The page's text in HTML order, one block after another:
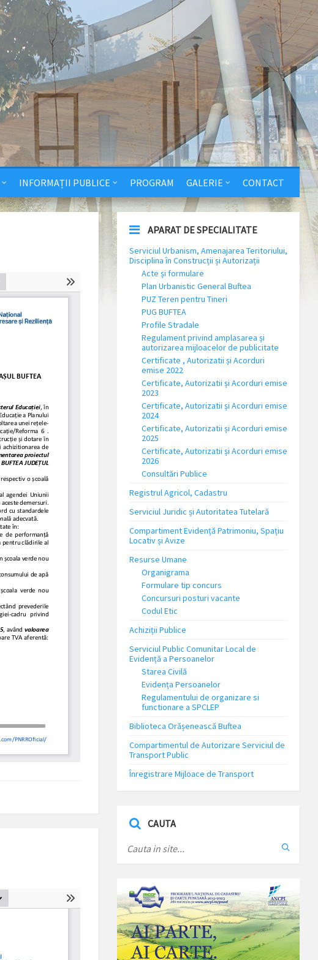
INFORMAȚII PUBLICE PROGRAM GALERIE CONTACT
APARAT DE SPECIALITATE
Serviciul Urbanism, Amenajarea Teritoriului,
Disciplina în Construcții și Autorizații
Acte și formulare
Plan Urbanistic General Buftea
PUZ Teren pentru Tineri
PUG BUFTEA
Profile Stradale
Regulament privind amplasarea și
autorizarea mijloacelor de publicitate
Certificate , Autorizatii și Acorduri
emise 2022
Certificate, Autorizatii și Acorduri emise
2023
Certificate, Autorizatii și Acorduri emise
2024
Certificate, Autorizatii și Acorduri emise
2025
Certificate, Autorizatii și Acorduri emise
2026
Consultări Publice
Registrul Agricol, Cadastru
Serviciul Juridic și Autoritatea Tutelară
Compartiment Evidență Patrimoniu, Spațiu
Locativ și Avize
Resurse Umane
Organigrama
Formulare tip concurs
Concursuri posturi vacante
Codul Etic
Achiziții Publice
Serviciul Public Comunitar Local de
Evidență a Persoanelor
Starea Civilă
Evidența Persoanelor
Regulamentului de organizare si
functionare a SPCLEP
Biblioteca Orășenească Buftea
Compartimentul de Autorizare Serviciul de
Transport Public
Înregistrare Mijloace de Transport
CAUTA